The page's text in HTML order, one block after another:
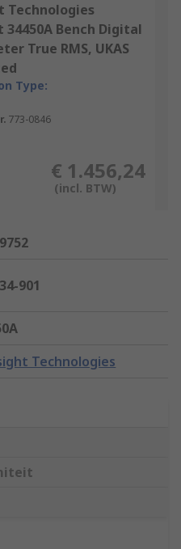
Technologies
34450A Bench Digital
True RMS, UKAS
Type:
773-0846
€ 1.456,24
(incl. BTW)
901
Technologies